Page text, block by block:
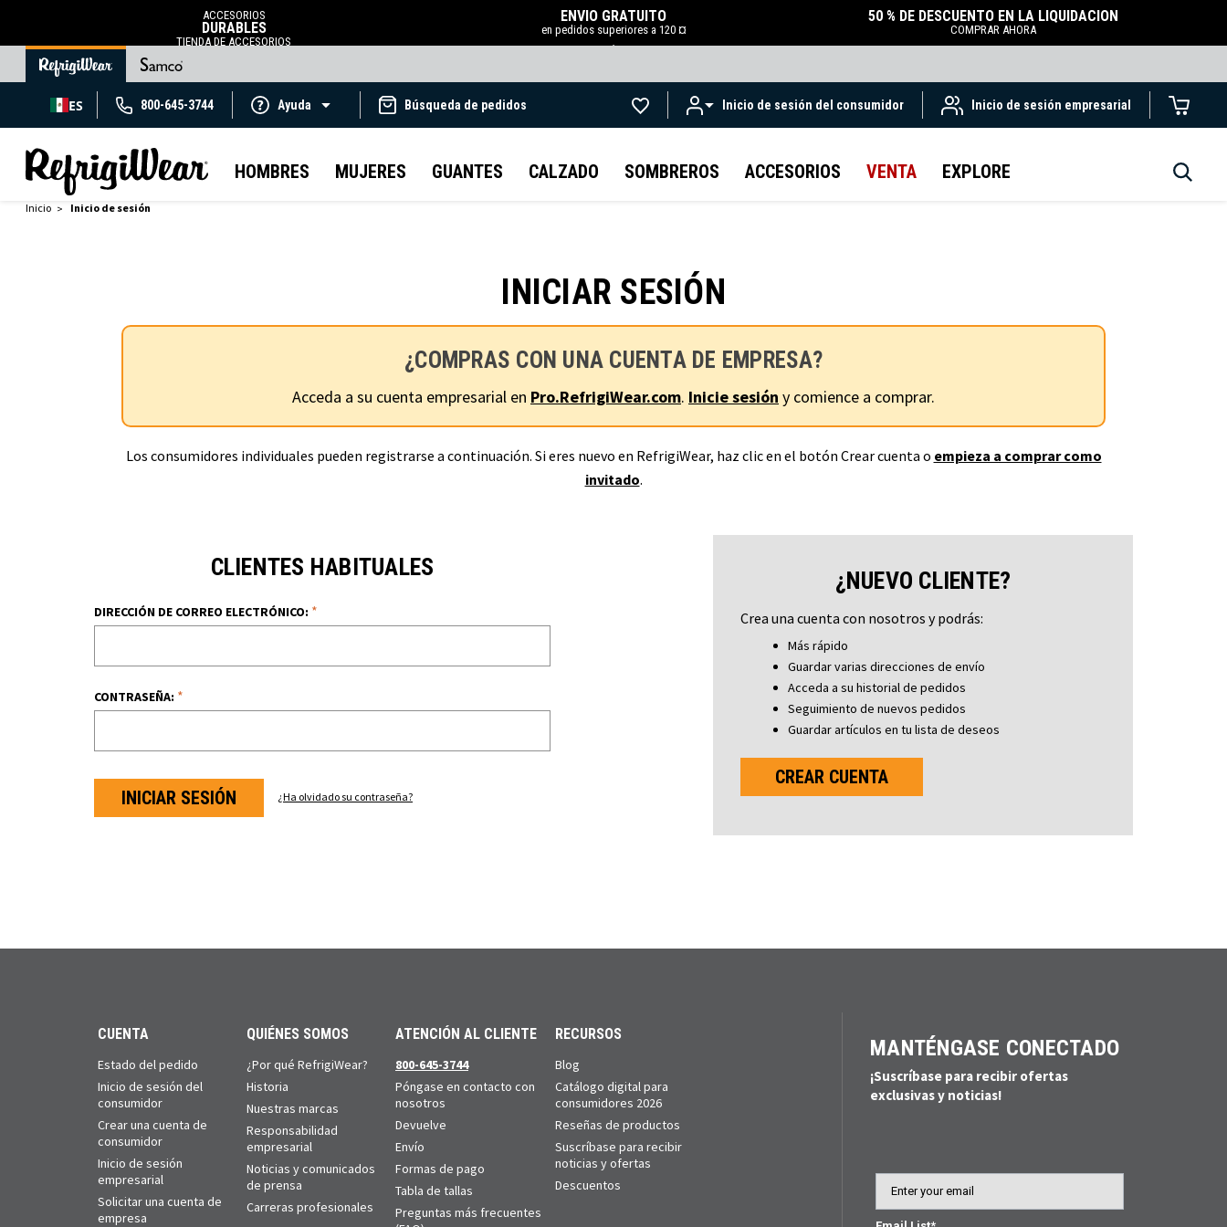
ACCESORIOS
DURABLES
TIENDA DE ACCESORIOS
ENVÍO GRATUITO
en pedidos superiores a 120 ¤
.
50 % DE DESCUENTO EN LA LIQUIDACIÓN
COMPRAR AHORA
ES 800-645-3744 Ayuda Búsqueda de pedidos Inicio de sesión del consumidor Inicio de sesión empresarial
HOMBRES MUJERES GUANTES CALZADO SOMBREROS ACCESORIOS VENTA EXPLORE
Inicio Inicio de sesión
INICIAR SESIÓN
¿COMPRAS CON UNA CUENTA DE EMPRESA?
Acceda a su cuenta empresarial en Pro.RefrigiWear.com. Inicie sesión y comience a comprar.
Los consumidores individuales pueden registrarse a continuación. Si eres nuevo en RefrigiWear, haz clic en el botón Crear cuenta o empieza a comprar como
invitado.
CLIENTES HABITUALES
DIRECCIÓN DE CORREO ELECTRÓNICO: *
CONTRASEÑA: *
¿Ha olvidado su contraseña?
¿NUEVO CLIENTE?
Crea una cuenta con nosotros y podrás:
Más rápido
Guardar varias direcciones de envío
Acceda a su historial de pedidos
Seguimiento de nuevos pedidos
Guardar artículos en tu lista de deseos
CREAR CUENTA
CUENTA
Estado del pedido
Inicio de sesión del
consumidor
Crear una cuenta de
consumidor
Inicio de sesión
empresarial
Solicitar una cuenta de
empresa
QUIÉNES SOMOS
¿Por qué RefrigiWear?
Historia
Nuestras marcas
Responsabilidad
empresarial
Noticias y comunicados
de prensa
Carreras profesionales
ATENCIÓN AL CLIENTE
800-645-3744
Póngase en contacto con
nosotros
Devuelve
Envío
Formas de pago
Tabla de tallas
Preguntas más frecuentes
RECURSOS
Blog
Catálogo digital para
consumidores 2026
Reseñas de productos
Suscríbase para recibir
noticias y ofertas
Descuentos
MANTÉNGASE CONECTADO
¡Suscríbase para recibir ofertas
exclusivas y noticias!